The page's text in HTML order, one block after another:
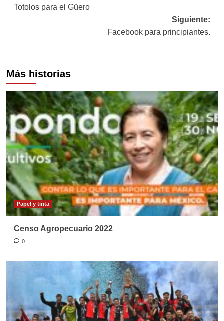
de
Totolos para el Güero
Siguiente:
Facebook para principiantes.
Más historias
Papel y tinta
Censo Agropecuario 2022
0